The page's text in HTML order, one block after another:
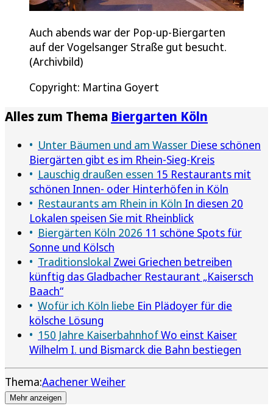
Auch abends war der Pop-up-Biergarten
auf der Vogelsanger Straße gut besucht.
(Archivbild)
Copyright: Martina Goyert
Alles zum Thema Biergarten Köln
Unter Bäumen und am Wasser Diese schönen
Biergärten gibt es im Rhein-Sieg-Kreis
Lauschig draußen essen 15 Restaurants mit
schönen Innen- oder Hinterhöfen in Köln
Restaurants am Rhein in Köln In diesen 20
Lokalen speisen Sie mit Rheinblick
Biergärten Köln 2026 11 schöne Spots für
Sonne und Kölsch
Traditionslokal Zwei Griechen betreiben
künftig das Gladbacher Restaurant „Kaisersch
Baach“
Wofür ich Köln liebe Ein Plädoyer für die
kölsche Lösung
150 Jahre KaiserbahnhofWo einst Kaiser
Wilhelm I. und Bismarck die Bahn bestiegen
Thema:Aachener Weiher
Mehr anzeigen